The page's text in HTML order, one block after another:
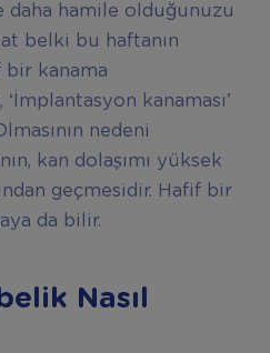
hamile olduğunuzu
belki bu haftanın
bir kanama
kanaması’
nedeni
kan dolaşımı yüksek
geçmesidir. Hafif bir
da bilir.
Nasıl